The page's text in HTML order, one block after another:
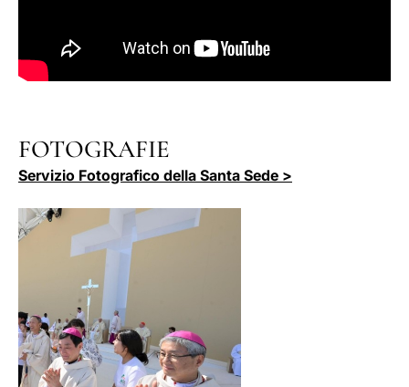
FOTOGRAFIE
Servizio Fotografico della Santa Sede >